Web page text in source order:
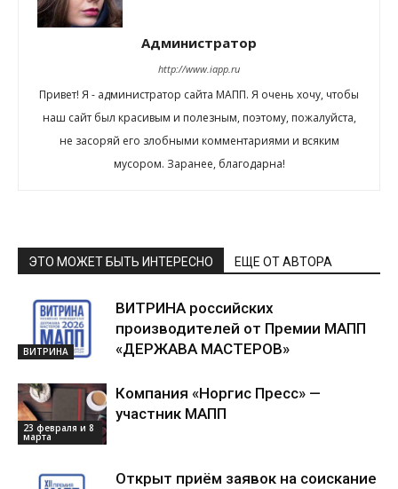
Администратор
http://www.iapp.ru
Привет! Я - администратор сайта МАПП. Я очень хочу, чтобы
наш сайт был красивым и полезным, поэтому, пожалуйста,
не засоряй его злобными комментариями и всяким
мусором. Заранее, благодарна!
ЭТО МОЖЕТ БЫТЬ ИНТЕРЕСНО ЕЩЕ ОТ АВТОРА
ВИТРИНА
ВИТРИНА российских
производителей от Премии МАПП
«ДЕРЖАВА МАСТЕРОВ»
23 февраля и 8
марта
Компания «Норгис Пресс» —
участник МАПП
Открыт приём заявок на соискание